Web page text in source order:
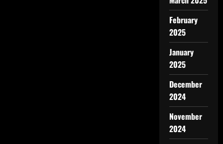
February
2025
January
2025
December
2024
November
2024